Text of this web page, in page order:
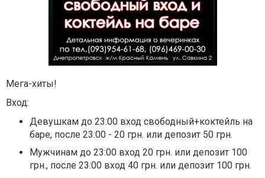
Мега-хиты!
Вход:
Девушкам до 23:00 вход свободный+коктейль на
баре, после 23:00 - 20 грн. или депозит 50 грн.
Мужчинам до 23:00 вход 20 грн. или депозит 100
грн., после 23:00 вход 40 грн. или депозит 100 грн.